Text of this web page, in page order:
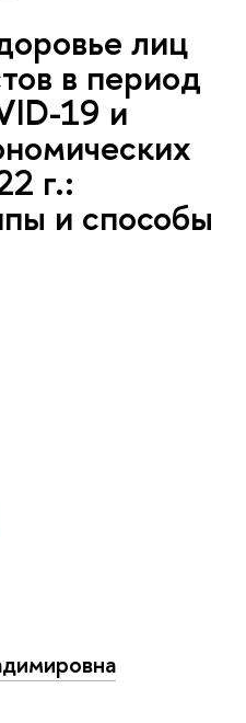
лиц
в период
19 и
г.:
и способы